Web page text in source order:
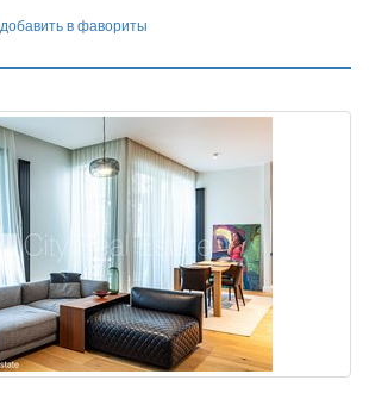
добавить в фавориты